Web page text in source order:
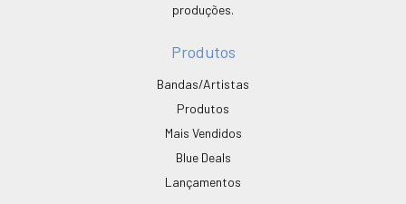
produções.
Produtos
Bandas/Artistas
Produtos
Mais Vendidos
Blue Deals
Lançamentos